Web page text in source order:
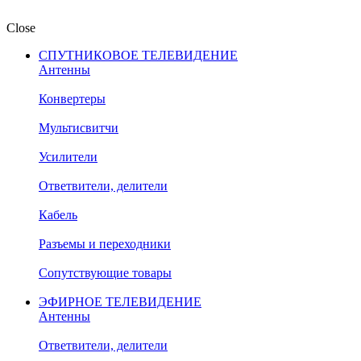
Close
СПУТНИКОВОЕ ТЕЛЕВИДЕНИЕ
Антенны
Конвертеры
Мультисвитчи
Усилители
Ответвители, делители
Кабель
Разъемы и переходники
Сопутствующие товары
ЭФИРНОЕ ТЕЛЕВИДЕНИЕ
Антенны
Ответвители, делители